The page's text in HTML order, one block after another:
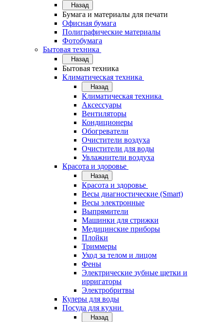
Назад
Бумага и материалы для печати
Офисная бумага
Полиграфические материалы
Фотобумага
Бытовая техника
Назад
Бытовая техника
Климатическая техника
Назад
Климатическая техника
Аксессуары
Вентиляторы
Кондиционеры
Обогреватели
Очистители воздуха
Очистители для воды
Увлажнители воздуха
Красота и здоровье
Назад
Красота и здоровье
Весы диагностические (Smart)
Весы электронные
Выпрямители
Машинки для стрижки
Медицинские приборы
Плойки
Триммеры
Уход за телом и лицом
Фены
Электрические зубные щетки и
ирригаторы
Электробритвы
Кулеры для воды
Посуда для кухни
Назад